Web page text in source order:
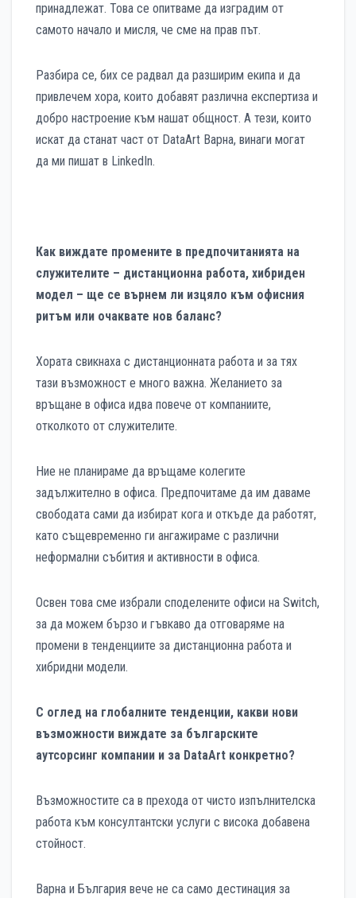
принадлежат. Това се опитваме да изградим от
самото начало и мисля, че сме на прав път.
Разбира се, бих се радвал да разширим екипа и да
привлечем хора, които добавят различна експертиза и
добро настроение към нашат общност. А тези, които
искат да станат част от DataArt Варна, винаги могат
да ми пишат в LinkedIn.
Как виждате промените в предпочитанията на
служителите – дистанционна работа, хибриден
модел – ще се върнем ли изцяло към офисния
ритъм или очаквате нов баланс?
Хората свикнаха с дистанционната работа и за тях
тази възможност е много важна. Желанието за
връщане в офиса идва повече от компаниите,
отколкото от служителите.
Ние не планираме да връщаме колегите
задължително в офиса. Предпочитаме да им даваме
свободата сами да избират кога и откъде да работят,
като същевременно ги ангажираме с различни
неформални събития и активности в офиса.
Освен това сме избрали споделените офиси на Switch,
за да можем бързо и гъвкаво да отговаряме на
промени в тенденциите за дистанционна работа и
хибридни модели.
С оглед на глобалните тенденции, какви нови
възможности виждате за българските
аутсорсинг компании и за DataArt конкретно?
Възможностите са в прехода от чисто изпълнителска
работа към консултантски услуги с висока добавена
стойност.
Варна и България вече не са само дестинация за